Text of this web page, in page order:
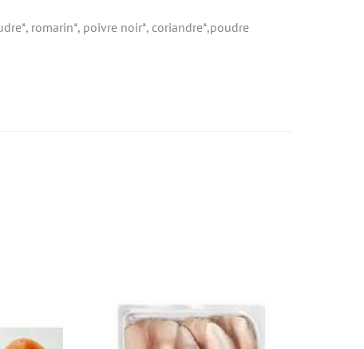
romarin*, poivre noir*, coriandre*,poudre